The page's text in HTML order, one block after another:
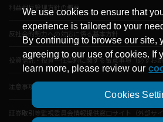
利益相反管理方針の概要
反社会的勢力への対応に係る基本方針
投資信託・投資一任契約に関する留意事項（必ずお
注意事項（必ずお読みください）
証券取引等監視委員会情報提供窓口サイト（外部サイ
We use cookies to ensure that
experience is tailored to your
By continuing to browse our site,
agreeing to our use of cookies. If
learn more, please review our
Cookies